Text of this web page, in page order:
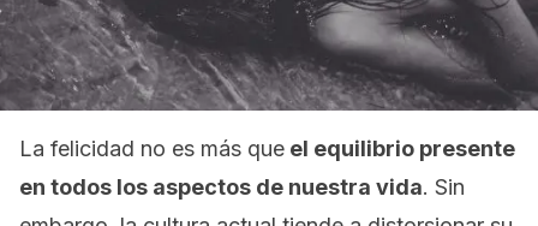
La felicidad no es más que el equilibrio presente
en todos los aspectos de nuestra vida. Sin